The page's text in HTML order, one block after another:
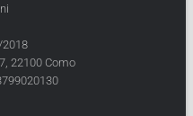
2018
22100 Como